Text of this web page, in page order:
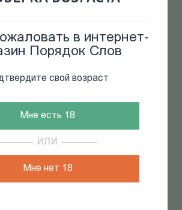
в интернет-
Порядок Слов
свой возраст
Мне есть 18
ИЛИ
Мне нет 18
фауна
(ИНФОРМАЦИЯ)
И (ИЛИ) НАПРАВЛЕН
ГРЕБЕНЩИКОВЫМ БОРИСОМ